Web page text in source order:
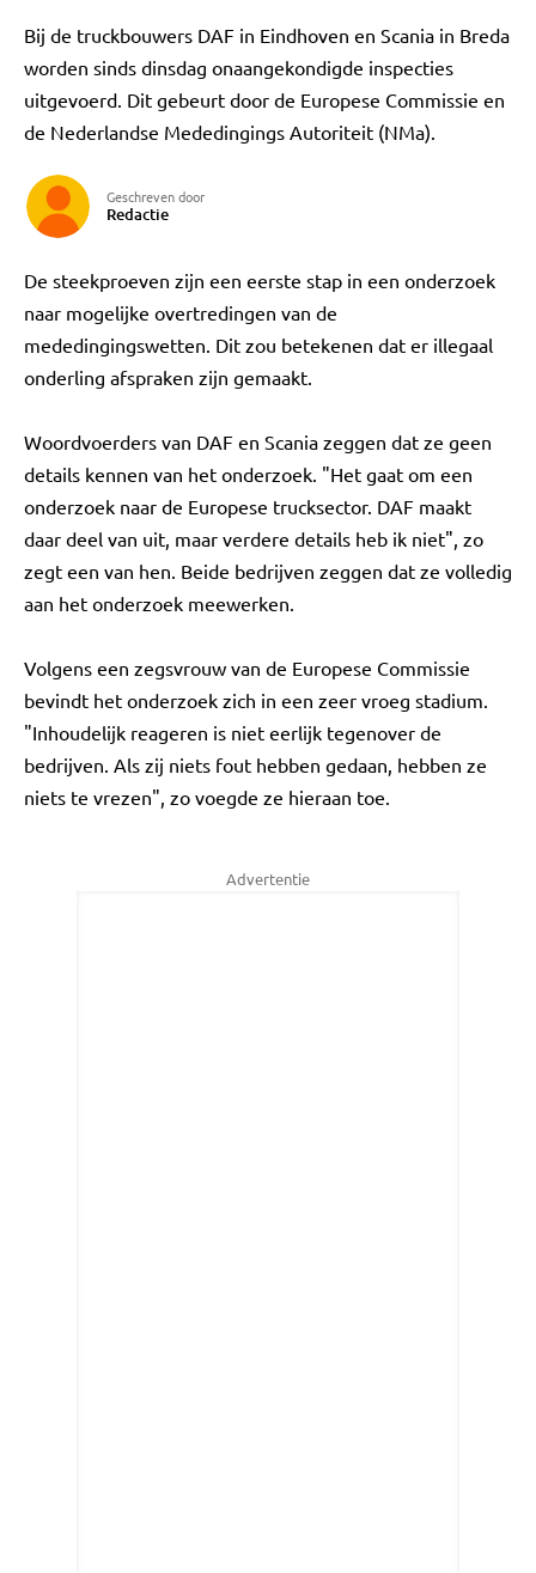
Bij de truckbouwers DAF in Eindhoven en Scania in Breda
worden sinds dinsdag onaangekondigde inspecties
uitgevoerd. Dit gebeurt door de Europese Commissie en
de Nederlandse Mededingings Autoriteit (NMa).
Geschreven door
Redactie
De steekproeven zijn een eerste stap in een onderzoek
naar mogelijke overtredingen van de
mededingingswetten. Dit zou betekenen dat er illegaal
onderling afspraken zijn gemaakt.
Woordvoerders van DAF en Scania zeggen dat ze geen
details kennen van het onderzoek. "Het gaat om een
onderzoek naar de Europese trucksector. DAF maakt
daar deel van uit, maar verdere details heb ik niet", zo
zegt een van hen. Beide bedrijven zeggen dat ze volledig
aan het onderzoek meewerken.
Volgens een zegsvrouw van de Europese Commissie
bevindt het onderzoek zich in een zeer vroeg stadium.
"Inhoudelijk reageren is niet eerlijk tegenover de
bedrijven. Als zij niets fout hebben gedaan, hebben ze
niets te vrezen", zo voegde ze hieraan toe.
Advertentie